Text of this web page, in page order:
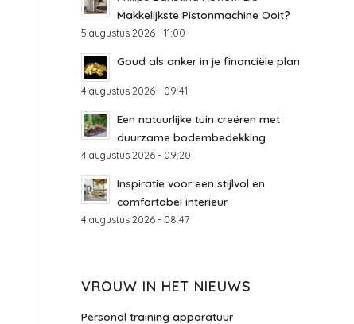
Makkelijkste Pistonmachine Ooit?
5 augustus 2026 - 11:00
Goud als anker in je financiële plan
4 augustus 2026 - 09:41
Een natuurlijke tuin creëren met
duurzame bodembedekking
4 augustus 2026 - 09:20
Inspiratie voor een stijlvol en
comfortabel interieur
4 augustus 2026 - 08:47
VROUW IN HET NIEUWS
Personal training apparatuur